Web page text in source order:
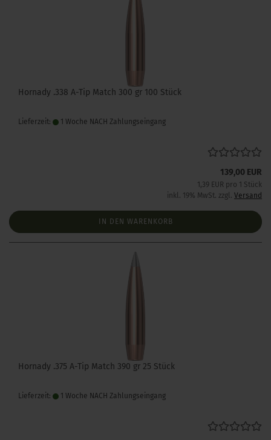
Hornady .338 A-Tip Match 300 gr 100 Stück
Lieferzeit: 1 Woche NACH Zahlungseingang
139,00 EUR
1,39 EUR pro 1 Stück
inkl. 19% MwSt. zzgl. Versand
IN DEN WARENKORB
Hornady .375 A-Tip Match 390 gr 25 Stück
Lieferzeit: 1 Woche NACH Zahlungseingang